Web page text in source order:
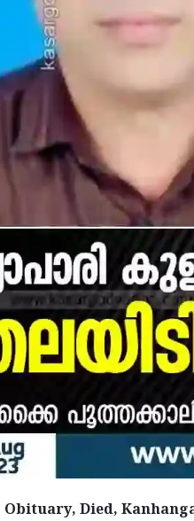
Obituary, Died,